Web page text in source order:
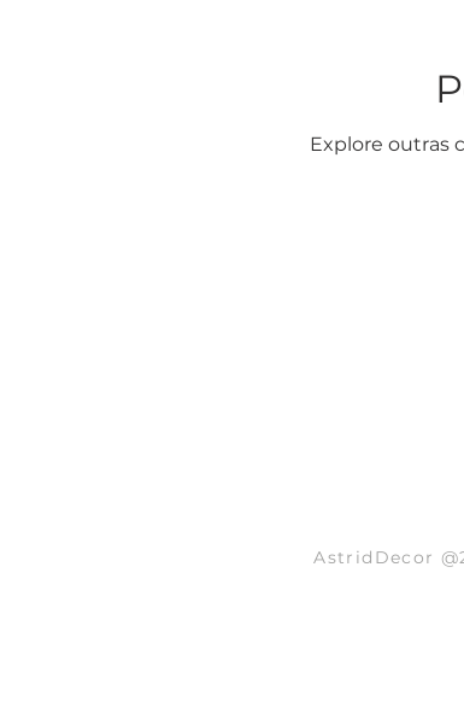
Explore outras
AstridDecor